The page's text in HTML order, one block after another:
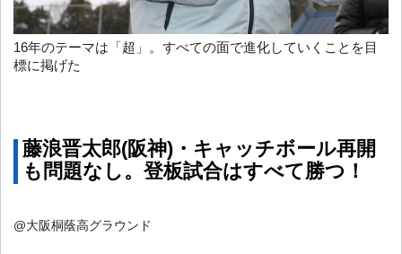
16年のテーマは「超」。すべての面で進化していくことを目
標に掲げた
藤浪晋太郎(阪神)・キャッチボール再開
も問題なし。登板試合はすべて勝つ！
@大阪桐蔭高グラウンド